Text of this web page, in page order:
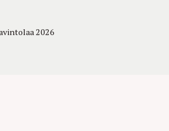
2026